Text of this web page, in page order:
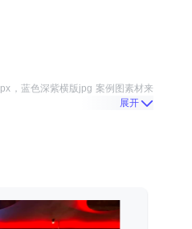
px， 蓝色深紫横版jpg 案例图素材来
展开